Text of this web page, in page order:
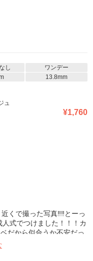
し
ワンデー
13.8mm
ュ
¥1,760
くで撮った写真‼️‼️とーっ
式でつけました！！！カ
だから似合うか不安だっ
室内でも見ても割と白
エベはメイクちょっと変